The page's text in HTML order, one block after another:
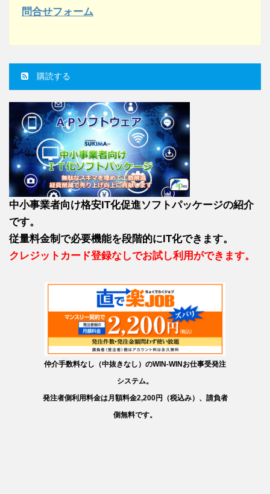
問合せフォーム
購読する
中小事業者向け格安IT化促進ソフトパッケージの紹介
です。
従量料金制で必要機能を段階的にIT化できます。
クレジットカード登録なしでお試し利用ができます。
仲介手数料なし（中抜きなし）のWIN-WINお仕事受発注
システム。
発注者側利用料金は月額料金2,200円（税込み）、請負者
側無料です。